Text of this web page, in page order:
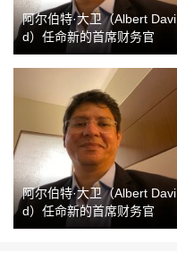
阿尔伯特·大卫（Albert Davi
d）任命新的首席财务官
阿尔伯特·大卫（Albert Davi
d）任命新的首席财务官